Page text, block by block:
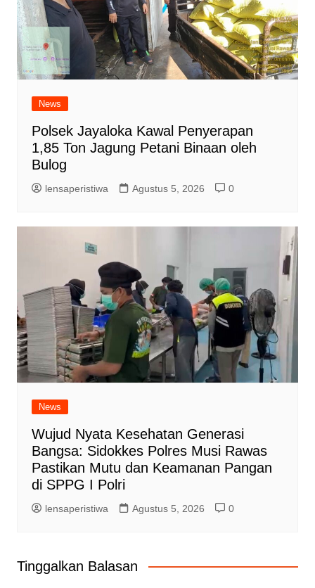
News
Polsek Jayaloka Kawal Penyerapan
1,85 Ton Jagung Petani Binaan oleh
Bulog
lensaperistiwa Agustus 5, 2026 0
News
Wujud Nyata Kesehatan Generasi
Bangsa: Sidokkes Polres Musi Rawas
Pastikan Mutu dan Keamanan Pangan
di SPPG I Polri
lensaperistiwa Agustus 5, 2026 0
Tinggalkan Balasan